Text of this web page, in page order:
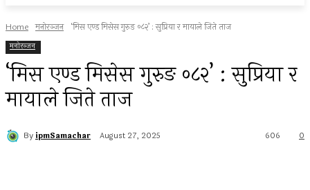
Home मनोरञ्जन ‘मिस एण्ड मिसेस गुरुङ ०८२’ : सुप्रिया र मायाले जिते ताज
मनोरञ्जन
‘मिस एण्ड मिसेस गुरुङ ०८२’ : सुप्रिया र
मायाले जिते ताज
By ipmSamachar August 27, 2025 0
606